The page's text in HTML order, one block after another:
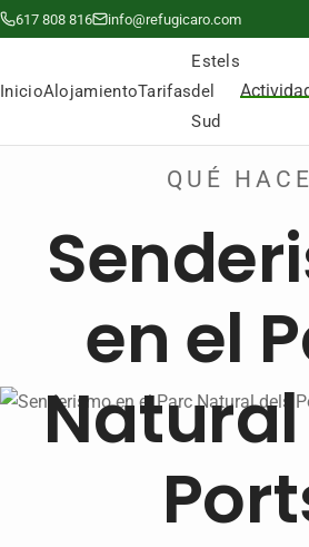
617 808 816 info@refugicaro.com
InicioAlojamientoTarifas
Estels
del
Sud
QUÉ
en el